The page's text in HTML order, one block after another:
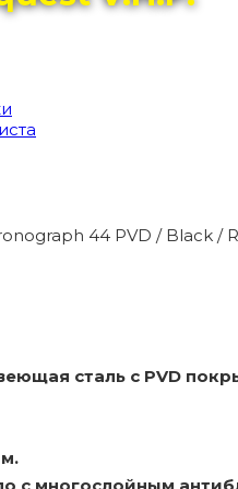
44 PVD / Black /
сталь с PVD